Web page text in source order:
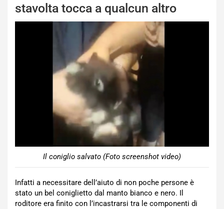
stavolta tocca a qualcun altro
Il coniglio salvato (Foto screenshot video)
Infatti a necessitare dell’aiuto di non poche persone è
stato un bel coniglietto dal manto bianco e nero. Il
roditore era finito con l’incastrarsi tra le componenti di